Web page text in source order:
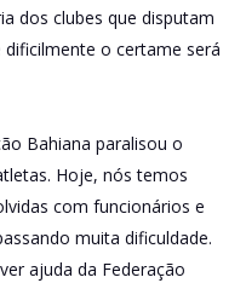
dos clubes que disputam
o certame será
Bahiana paralisou o
Hoje, nós temos
com funcionários e
muita dificuldade.
ajuda da Federação